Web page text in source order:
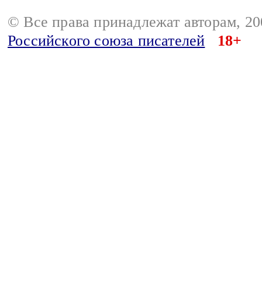
© Все права принадлежат авторам,
Российского союза писателей
18+